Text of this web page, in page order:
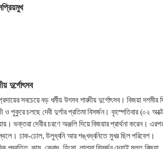
দুর্গোৎসব
সবচেয়ে বড় ধর্মীয় উৎসব শারদীয় দুর্গোৎসব। বিজয়া দশমীর
ও পুকুরে চলছে দেবী দুর্গার প্রতিমা বিসর্জন। বৃহস্পতিবার (০২
দেবীর চরণে অঞ্জলি দিয়ে বিজয়ার প্রার্থনা করেন।
স্থলে। ঢাক-ঢোল, উলুধ্বনি আর শঙ্খধ্বনিতে মুখর ছিল পরিবেশ।